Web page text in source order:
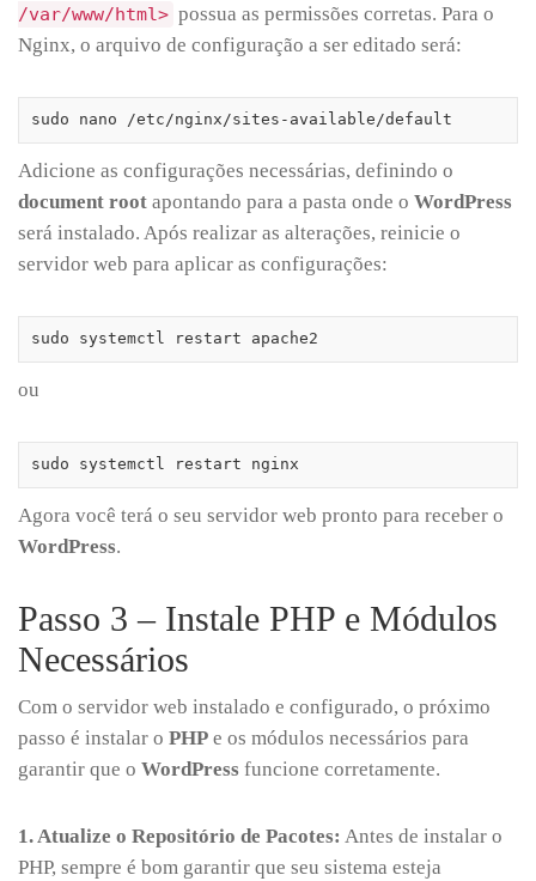
/var/www/html> possua as permissões corretas. Para o
Nginx, o arquivo de configuração a ser editado será:
sudo nano /etc/nginx/sites-available/default
Adicione as configurações necessárias, definindo o
document root apontando para a pasta onde o WordPress
será instalado. Após realizar as alterações, reinicie o
servidor web para aplicar as configurações:
sudo systemctl restart apache2
ou
sudo systemctl restart nginx
Agora você terá o seu servidor web pronto para receber o
WordPress.
Passo 3 – Instale PHP e Módulos
Necessários
Com o servidor web instalado e configurado, o próximo
passo é instalar o PHP e os módulos necessários para
garantir que o WordPress funcione corretamente.
1. Atualize o Repositório de Pacotes: Antes de instalar o
PHP, sempre é bom garantir que seu sistema esteja